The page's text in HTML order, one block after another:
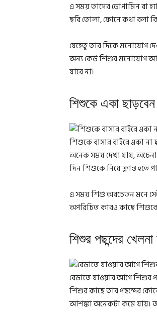
এ সময় তাদের ডোপামিন বা
ছবি তোলা, ফোনে কথা বলা
যেহেতু তার দিকে মনোযোগ
অন্য কেউ শিশুর মনোযোগ
যাবে না।
শিশুকে একা ছাড়বেন
শিশুকে বাসার বাইরে একা
অনেক সময় দেখা যায়,
দিন শিশুকে নিয়ে ক্লান্ত
এ সময় শিশু অবচেতন মনে সেই
অপরিচিত কারও কাছে
শিশুর পছন্দের খেলনা
বেড়াতে যাওয়ার আগে শিশুর
শিশুর কাছে তার পছন্দের
আশঙ্কা অনেকটা কমে যায়।